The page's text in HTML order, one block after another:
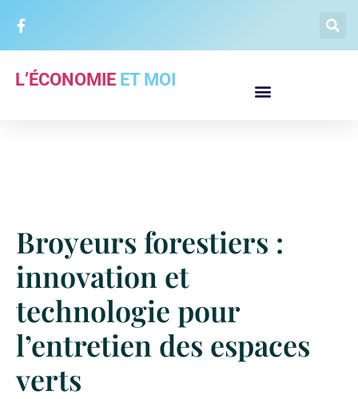
L’ÉCONOMIE ET MOI
Broyeurs forestiers :
innovation et
technologie pour
l’entretien des espaces
verts